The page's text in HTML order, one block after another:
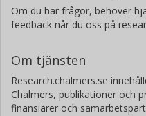
Om du har frågor, behöver
feedback når du oss på
Om tjänsten
Research.chalmers.se
Chalmers, publikationer och
finansiärer och